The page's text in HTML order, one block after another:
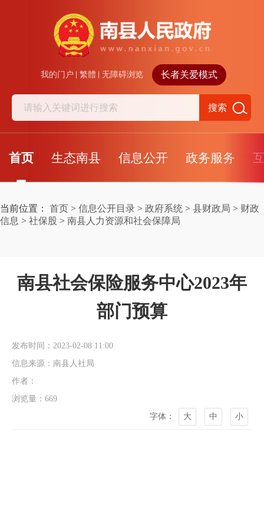
我的门户 繁體 无障碍浏览 长者关爱模式
搜索
首页 生态南县 信息公开 政务服务
当前位置： 首页 > 信息公开目录 > 政府系统 > 县财政局 > 财政
信息 > 社保股 > 南县人力资源和社会保障局
南县社会保险服务中心2023年
部门预算
发布时间：2023-02-08 11:00
信息来源：南县人社局
作者：
浏览量： 669
字体：
大 中 小